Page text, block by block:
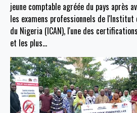
jeune comptable agréée du pays après
les examens professionnels de l'Institut
du Nigeria (ICAN), l'une des
et les plus…